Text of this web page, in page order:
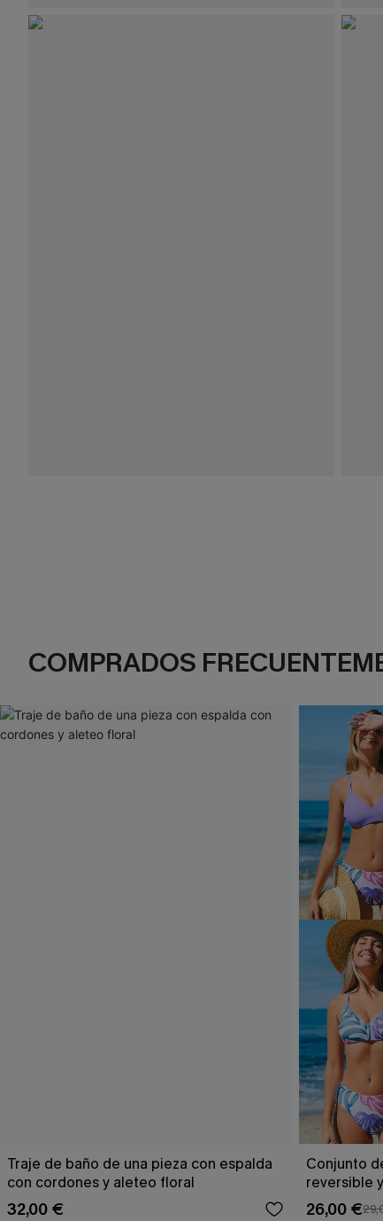
COMPRADOS
Traje de baño de una pieza con espalda
con cordones y aleteo floral
32,00 €
Conjunto
reversible
Escaping
26,00 €